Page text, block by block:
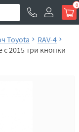
0
Toyota
RAV-4
с 2015 три кнопки